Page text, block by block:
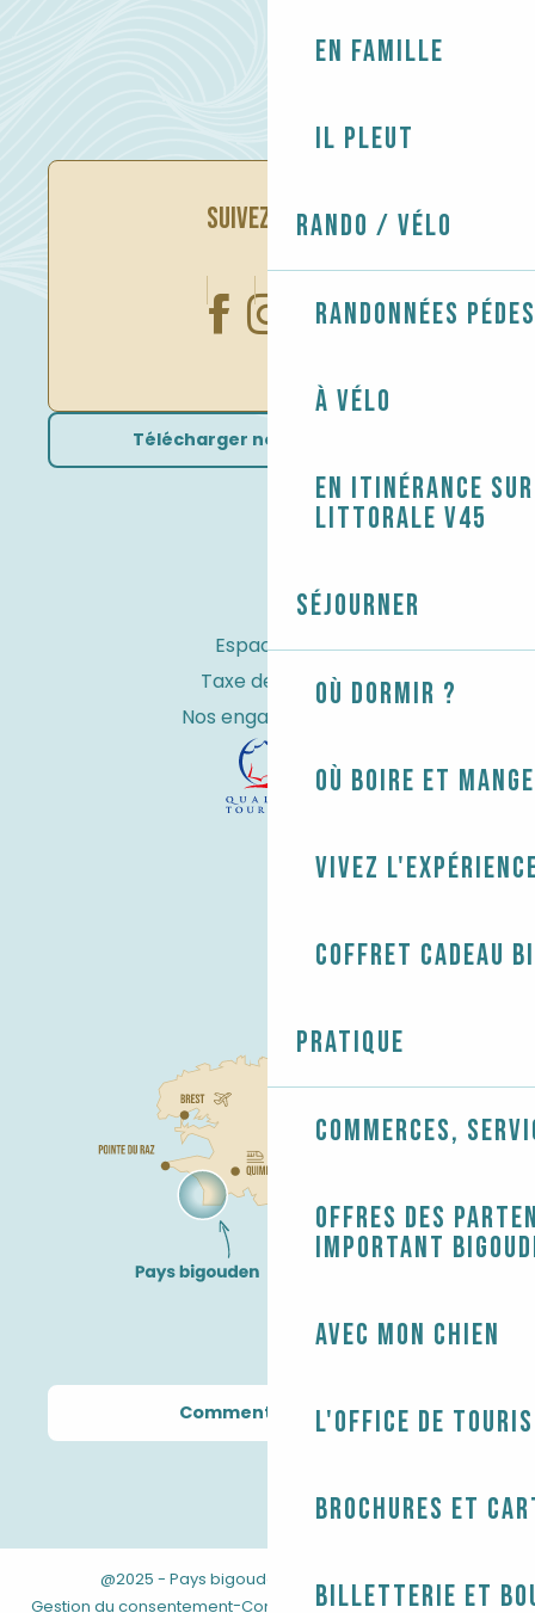
En famille
Il pleut
Rando / Vélo
Randonnées
À vélo
En itinérance
littorale V45
Séjourner
Où dormir ?
Où boire et
Vivez
Coffret cadeau
Pratique
Commerces,
Offres des
Important
Avec mon chien
L'Office de
Brochures et
Billetterie et
SUIVEZ-NOUS
Télécharger nos brochures
Espace Pro
Taxe de séjour
Nos engagements
Comment venir ?
@2025 - Pays bigouden Mentions légales
Gestion du consentement-Conditions générales de vente -